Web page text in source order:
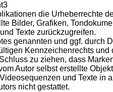
die Urheberrechte
Bilder, Grafiken,
Texte zurückzugreifen.
genannten und ggf. durch
Kennzeichenrechts
zu ziehen, dass
Autor selbst erstellte
und Texte
nicht gestattet.